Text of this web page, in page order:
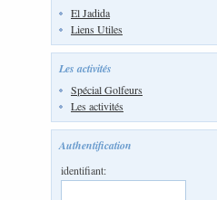
El Jadida
Liens Utiles
Les activités
Spécial Golfeurs
Les activités
Authentification
identifiant: